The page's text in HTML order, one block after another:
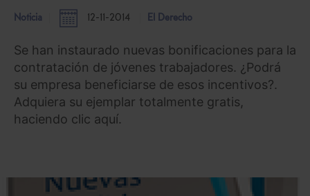
Noticia 12-11-2014 El Derecho
Se han instaurado nuevas bonificaciones para la
contratación de jóvenes trabajadores. ¿Podrá
su empresa beneficiarse de esos incentivos?.
Adquiera su ejemplar totalmente gratis,
haciendo clic aquí.